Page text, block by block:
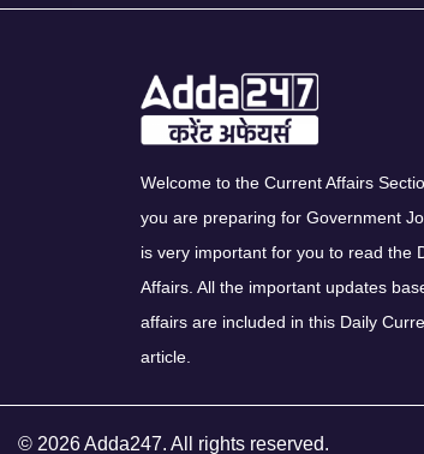
Welcome to the Current Affairs
you are preparing for Government
is very important for you to read the
Affairs. All the important updates
affairs are included in this Daily
article.
© 2026 Adda247. All rights reserved.